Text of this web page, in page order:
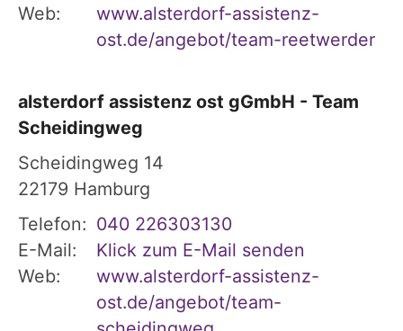
Web:
www.alsterdorf-assistenz-
ost.de/angebot/team-reetwerder
alsterdorf assistenz ost gGmbH - Team
Scheidingweg
Scheidingweg 14
22179 Hamburg
Telefon: 040 226303130
E-Mail:
Klick zum E-Mail senden
Web:
www.alsterdorf-assistenz-
ost.de/angebot/team-